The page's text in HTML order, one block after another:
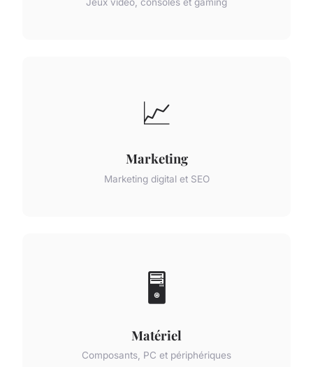
Jeux vidéo, consoles et gaming
📈
Marketing
Marketing digital et SEO
🖥️
Matériel
Composants, PC et périphériques